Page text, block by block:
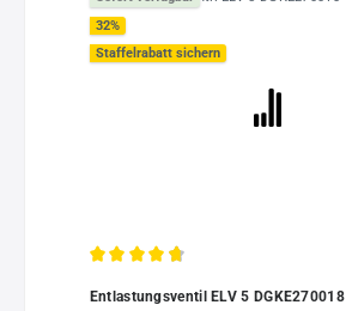
32%
Staffelrabatt sichern
Entlastungsventil ELV 5 DGKE270018